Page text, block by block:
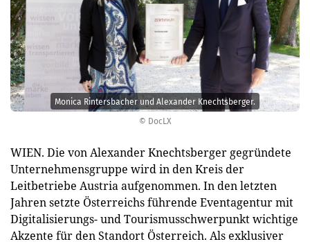
© DocLX
Monica Rintersbacher und Alexander Knechtsberger.
WIEN. Die von Alexander Knechtsberger gegründete
Unternehmensgruppe wird in den Kreis der
Leitbetriebe Austria aufgenommen. In den letzten
Jahren setzte Österreichs führende Eventagentur mit
Digitalisierungs- und Tourismusschwerpunkt wichtige
Akzente für den Standort Österreich. Als exklusiver